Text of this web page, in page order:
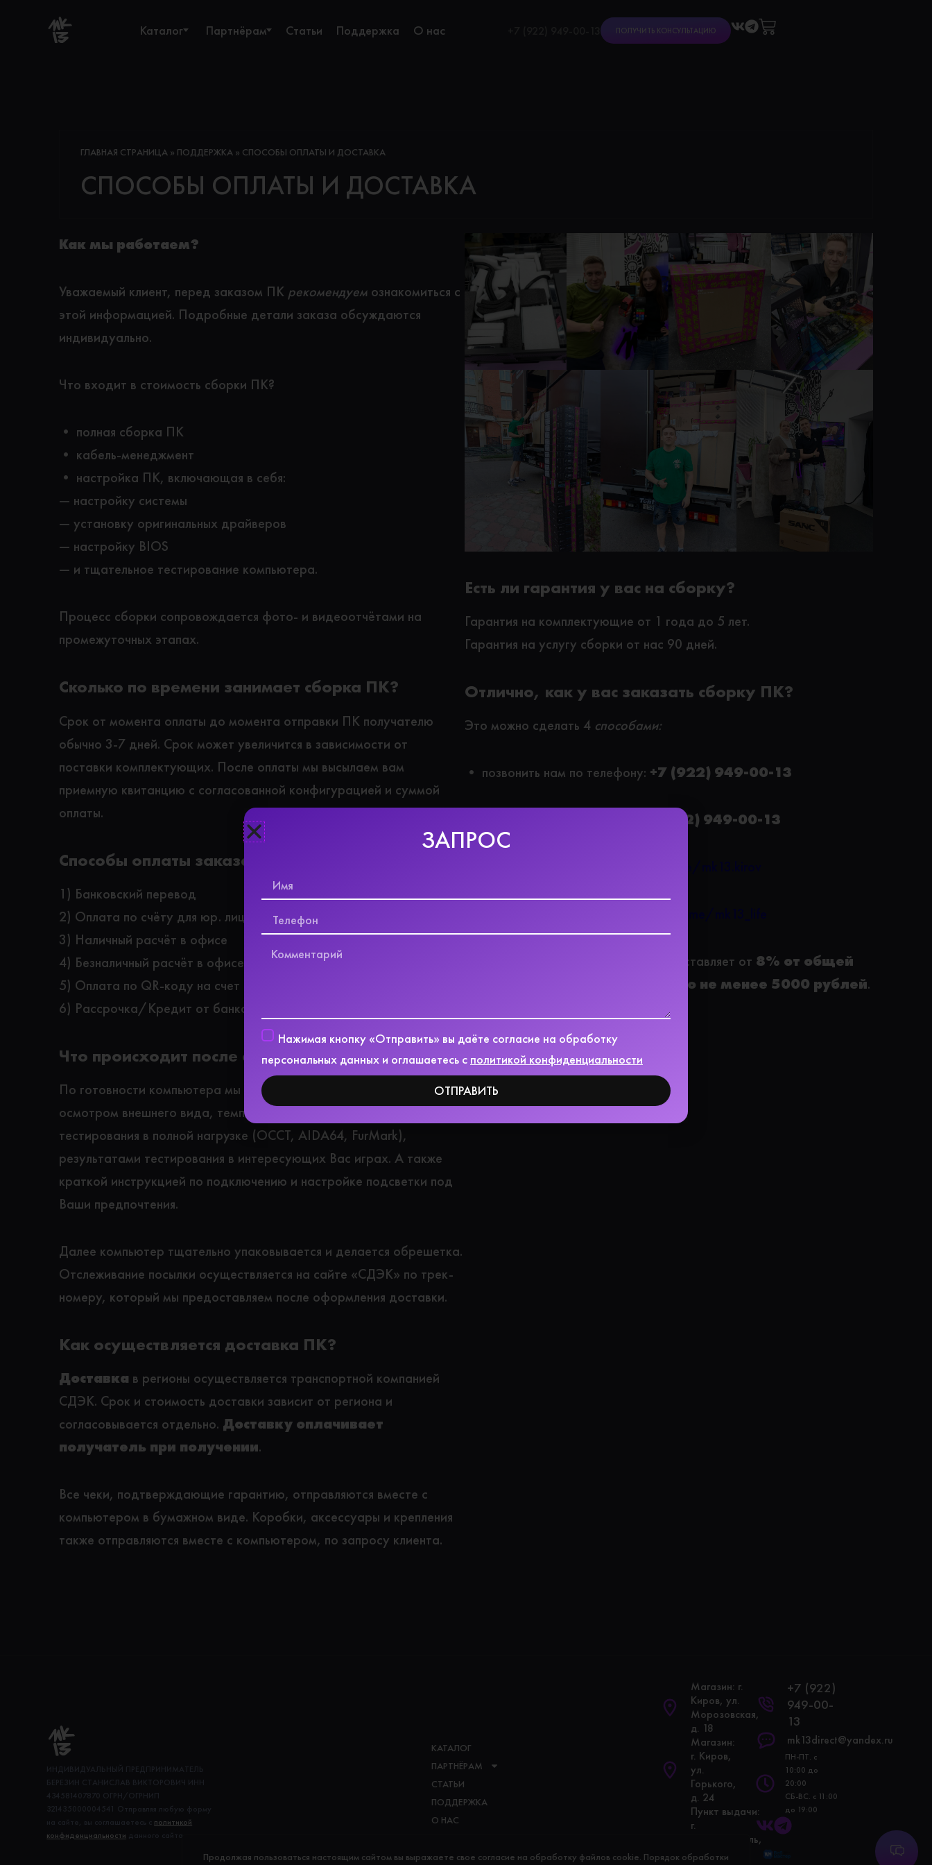
Каталог Партнёрам Статьи Поддержка О нас ПОЛУЧИТЬ КОНСУЛЬТАЦИЮ Cart
ГЛАВНАЯ СТРАНИЦА » ПОДДЕРЖКА » СПОСОБЫ ОПЛАТЫ И ДОСТАВКА
СПОСОБЫ ОПЛАТЫ И ДОСТАВКА
Как мы работаем?
Уважаемый клиент, перед заказом ПК рекомендуем ознакомиться с
этой информацией. Подробные детали заказа обсуждаются
индивидуально.
Что входит в стоимость сборки ПК?
• полная сборка ПК
• кабель-менеджмент
• настройка ПК, включающая в себя:
— настройку системы
— установку оригинальных драйверов
— настройку BIOS
— и тщательное тестирование компьютера.
Процесс сборки сопровождается фото- и видеоотчётами на
промежуточных этапах.
Сколько по времени занимает сборка ПК?
Срок от момента оплаты до момента отправки ПК получателю
обычно 3-7 дней. Срок может увеличится в зависимости от
поставки комплектующих. После оплаты мы высылаем вам
приемную квитанцию с согласованной конфигурацией и суммой
оплаты.
Способы оплаты заказа:
1) Банковский перевод
2) Оплата по счёту для юр. лица
3) Наличный расчёт в офисе
4) Безналичный расчёт в офисе
5) Оплата по QR-коду на счет компании
6) Рассрочка/Кредит от банка(от 3-х до 24-х месяцев)
Что происходит после сборки ПК?
По готовности компьютера мы снимаем видеоотчет с полным
осмотром внешнего вида, температурами и результатами
тестирования в полной нагрузке (OCCT, AIDA64, FurMark),
результатами тестирования в интересующих Вас играх. А также
краткой инструкцией по подключению и настройке подсветки под
Ваши предпочтения.
Далее компьютер тщательно упаковывается и делается обрешетка.
Отслеживание посылки осуществляется на сайте «СДЭК» по трек-
номеру, который мы предоставляем после оформления доставки.
Как осуществляется доставка ПК?
Доставка в регионы осуществляется транспортной компанией
СДЭК. Срок и стоимость доставки зависит от региона и
согласовывается отдельно. Доставку оплачивает
получатель при получении.
Все чеки, подтверждающие гарантию, отправляются вместе с
компьютером в бумажном виде. Коробки, аксессуары и крепления
также отправляются вместе с компьютером, по запросу клиента.
Есть ли гарантия у вас на сборку?
Гарантия на комплектующие от 1 года до 5 лет.
Гарантия на услугу сборки от нас 90 дней.
Отлично, как у вас заказать сборку ПК?
Это можно сделать 4 способами:
• позвонить нам по телефону: +7 (922) 949-00-13
+7 (922) 949-00-13
Стоимость наших услуг по сборке составляет от 8% от общей
стоимости комплектующих, но не менее 5000 рублей.
ИНДИВИДУАЛЬНЫЙ ПРЕДПРИНИМАТЕЛЬ
БЕРЕЗИН СТАНИСЛАВ ВИКТОРОВИЧ ИНН
434581407870 ОГРН/ОГРНИП
321435000004541 Отправляя любую форму
на сайте, вы соглашаетесь с политикой
конфиденциальности данного сайта
КАТАЛОГ
ПАРТНЁРАМ
СТАТЬИ
ПОДДЕРЖКА
О НАС
Магазин: г.
Киров, ул.
Морозовская,
д. 18
Магазин:
г. Киров,
ул.
Горького,
д. 24
Пункт выдачи:
г.
Электросталь,
ул.
+7 (922)
949-00-
13
mk13direct@yandex.ru
ПН-ПТ. с
10:00 до
20:00
СБ-ВС. с 11:00
до 19:00
Продолжая пользоваться настоящим сайтом вы выражаете свое согласие на обработку файлов cookie. Порядок обработки
ЗАПРОС
Нажимая кнопку «Отправить» вы даёте согласие на обработку
персональных данных и оглашаетесь с политикой конфиденциальности
ОТПРАВИТЬ